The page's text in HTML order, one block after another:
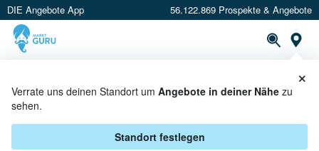
DIE Angebote App 56.122.869 Prospekte & Angebote
Verrate uns deinen Standort um Angebote in deiner Nähe zu
sehen.
Standort festlegen
×
NADLER BEI WASGAU -
ANGEBOTE & AKTIONEN